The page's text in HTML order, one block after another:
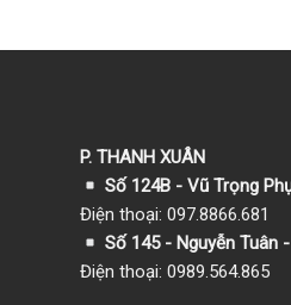
P. THANH XUÂN
Số 124B - Vũ Trọng
Điện thoại: 097.8866.681
Số 145 - Nguyễn Tuân
Điện thoại: 0989.564.865